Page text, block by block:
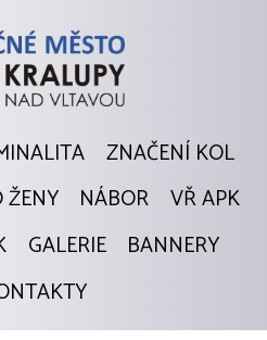
ZNAČENÍ KOL
ŽENY
NÁBOR
VŘ APK
GALERIE
BANNERY